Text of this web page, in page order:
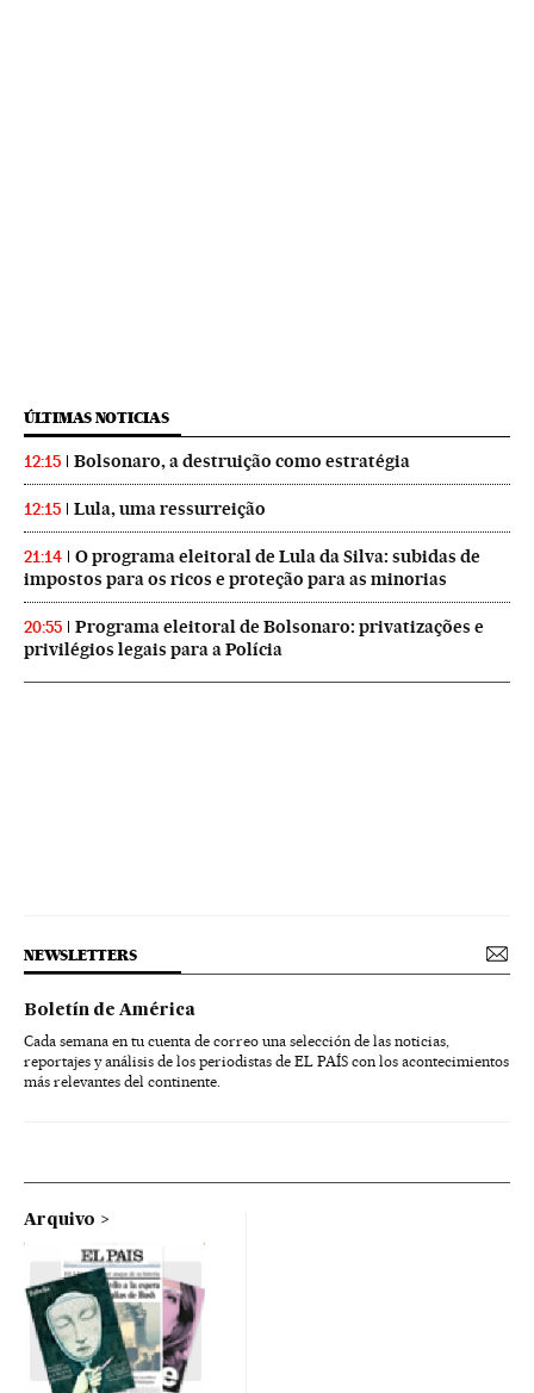
ÚLTIMAS NOTICIAS
12:15 Bolsonaro, a destruição como estratégia
12:15 Lula, uma ressurreição
21:14
O programa eleitoral de Lula da Silva: subidas de
impostos para os ricos e proteção para as minorias
20:55
Programa eleitoral de Bolsonaro: privatizações e
privilégios legais para a Polícia
NEWSLETTERS
Boletín de América
Cada semana en tu cuenta de correo una selección de las noticias,
reportajes y análisis de los periodistas de EL PAÍS con los acontecimientos
más relevantes del continente.
Arquivo